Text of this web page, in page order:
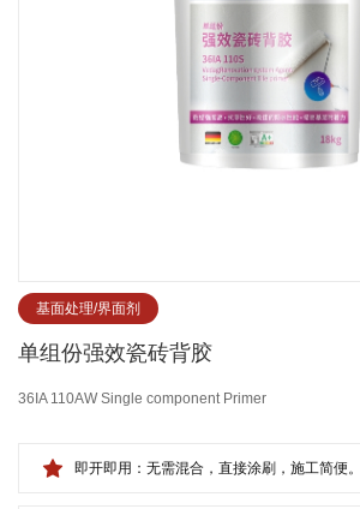
基面处理/界面剂
单组份强效瓷砖背胶
36IA 110AW Single component Primer
即开即用：无需混合，直接涂刷，施工简便。